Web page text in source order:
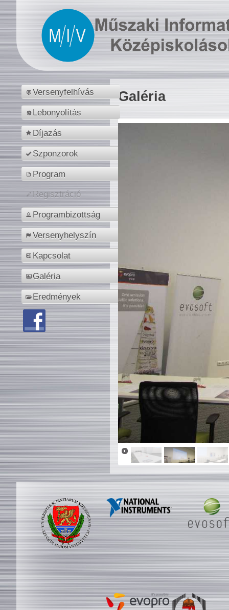
Versenyfelhívás
Lebonyolítás
Díjazás
Szponzorok
Program
Regisztráció
Programbizottság
Versenyhelyszín
Kapcsolat
Galéria
Eredmények
Galéria